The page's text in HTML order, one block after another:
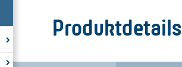
Produktdetails